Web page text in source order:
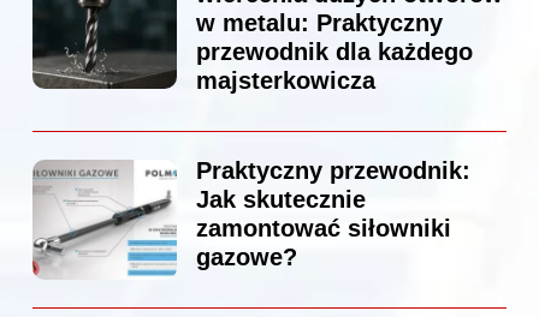
w metalu: Praktyczny
przewodnik dla każdego
majsterkowicza
Praktyczny przewodnik:
Jak skutecznie
zamontować siłowniki
gazowe?